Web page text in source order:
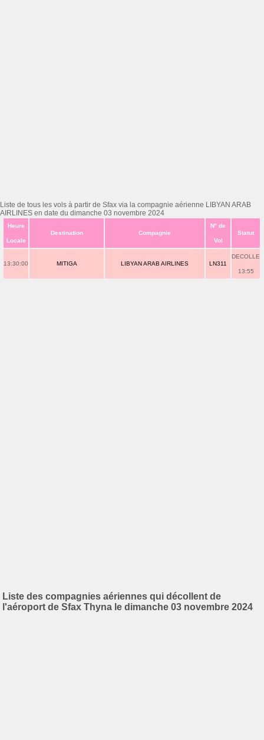
Liste de tous les vols à partir de Sfax via la compagnie aérienne LIBYAN ARAB
AIRLINES en date du dimanche 03 novembre 2024
Heure
Locale
Destination Compagnie
N° de
Vol
Statut
13:30:00 MITIGA LIBYAN ARAB AIRLINES LN311
DECOLLE
13:55
Liste des compagnies aériennes qui décollent de
l'aéroport de Sfax Thyna le dimanche 03 novembre 2024